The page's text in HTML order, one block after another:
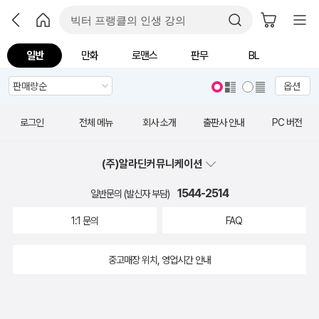
일반 만화 로맨스 판무 BL
옵션
로그인 전체 메뉴 회사 소개 출판사 안내 PC 버전
(주)알라딘커뮤니케이션
일반문의 (발신자 부담) 1544-2514
1:1 문의 FAQ
중고매장 위치, 영업시간 안내